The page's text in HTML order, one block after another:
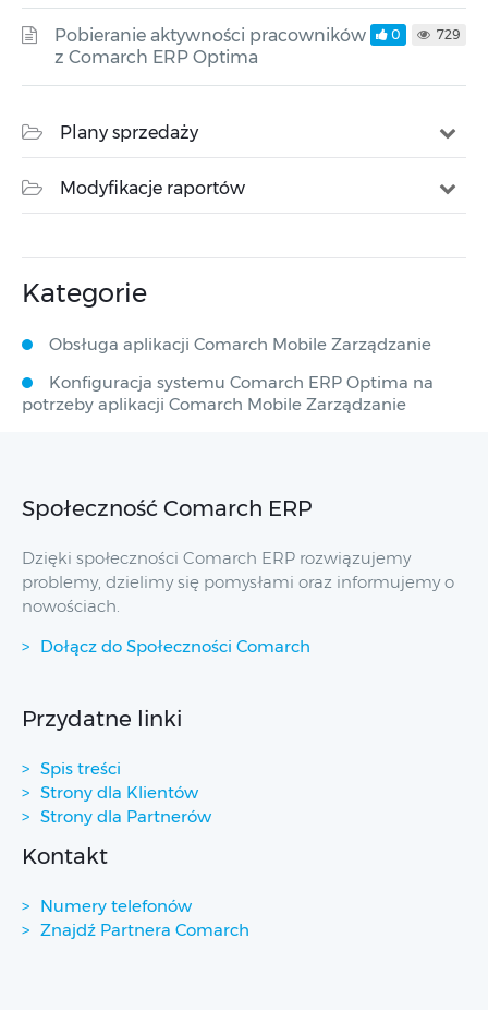
Pobieranie aktywności pracowników
z Comarch ERP Optima
0 729
Plany sprzedaży
Modyfikacje raportów
Kategorie
Obsługa aplikacji Comarch Mobile Zarządzanie
Konfiguracja systemu Comarch ERP Optima na
potrzeby aplikacji Comarch Mobile Zarządzanie
Społeczność Comarch ERP
Dzięki społeczności Comarch ERP rozwiązujemy
problemy, dzielimy się pomysłami oraz informujemy o
nowościach.
Dołącz do Społeczności Comarch
Przydatne linki
Spis treści
Strony dla Klientów
Strony dla Partnerów
Kontakt
Numery telefonów
Znajdź Partnera Comarch